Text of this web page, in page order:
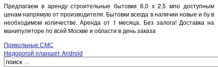
Предлагаем в аренду строительные бытовки 6,0 х 2,5 мпо доступным
ценам напрямую от производителя. Бытовки всегда в наличии новые и бу в
необходимом количестве. Аренда от 1 месяца. Без залога! Доставка на
манипуляторе по всей Москве и области в день заказа
Прикольные СМС
Недорогой планшет Android